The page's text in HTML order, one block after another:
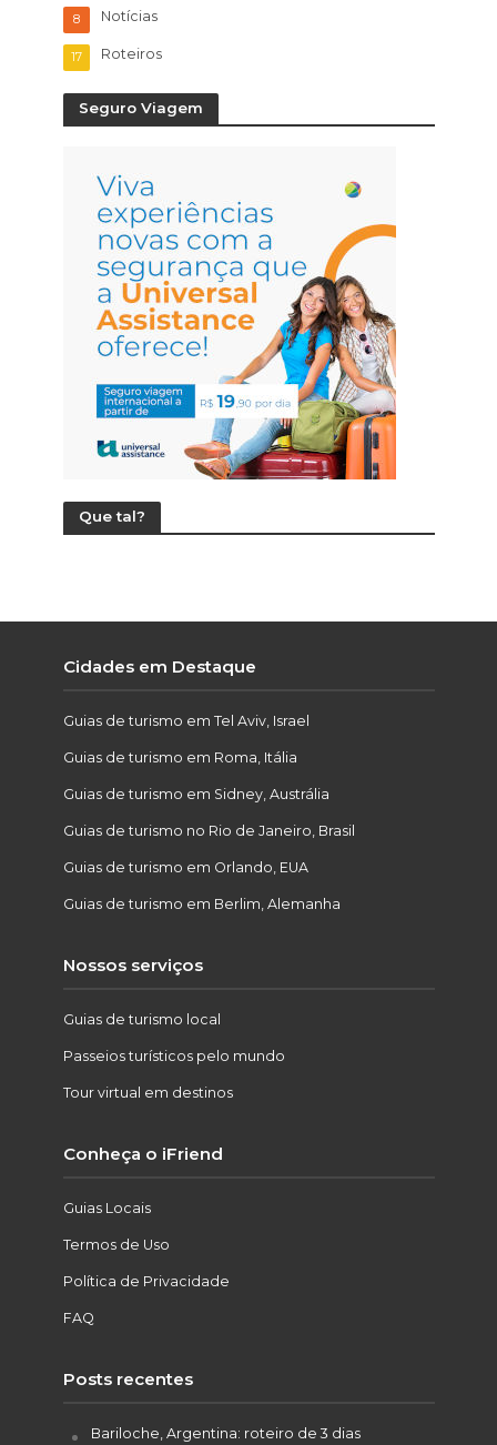
Notícias
8
Roteiros
17
Seguro Viagem
Que tal?
Cidades em Destaque
Guias de turismo em Tel Aviv, Israel
Guias de turismo em Roma, Itália
Guias de turismo em Sidney, Austrália
Guias de turismo no Rio de Janeiro, Brasil
Guias de turismo em Orlando, EUA
Guias de turismo em Berlim, Alemanha
Nossos serviços
Guias de turismo local
Passeios turísticos pelo mundo
Tour virtual em destinos
Conheça o iFriend
Guias Locais
Termos de Uso
Política de Privacidade
FAQ
Posts recentes
Bariloche, Argentina: roteiro de 3 dias